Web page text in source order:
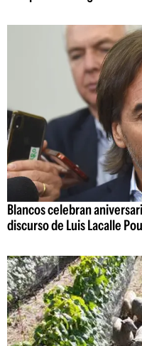
Blancos celebran
discurso de Luis Lacalle Pou